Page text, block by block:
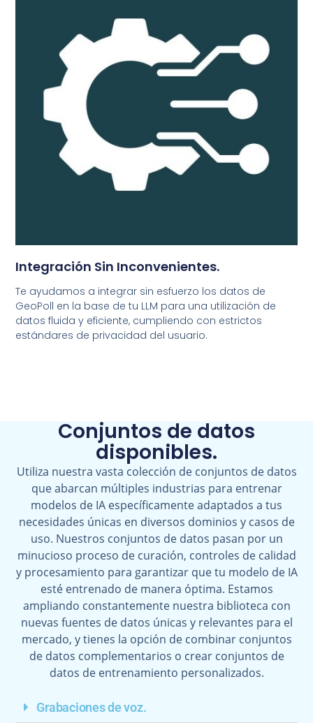
Integración Sin Inconvenientes.
Te ayudamos a integrar sin esfuerzo los datos de
GeoPoll en la base de tu LLM para una utilización de
datos fluida y eficiente, cumpliendo con estrictos
estándares de privacidad del usuario.
Conjuntos de datos
disponibles.
Utiliza nuestra vasta colección de conjuntos de datos
que abarcan múltiples industrias para entrenar
modelos de IA específicamente adaptados a tus
necesidades únicas en diversos dominios y casos de
uso. Nuestros conjuntos de datos pasan por un
minucioso proceso de curación, controles de calidad
y procesamiento para garantizar que tu modelo de IA
esté entrenado de manera óptima. Estamos
ampliando constantemente nuestra biblioteca con
nuevas fuentes de datos únicas y relevantes para el
mercado, y tienes la opción de combinar conjuntos
de datos complementarios o crear conjuntos de
datos de entrenamiento personalizados.
Grabaciones de voz.